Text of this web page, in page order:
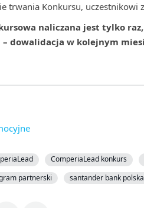
trwania Konkursu, uczestnikowi
naliczana jest tylko
dowalidacja w kolejnym
ComperiaLead konkurs
partnerski santander bank polska